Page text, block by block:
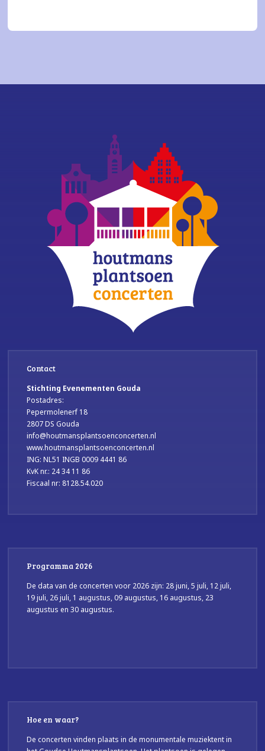
Contact
Stichting Evenementen Gouda
Postadres:
Pepermolenerf 18
2807 DS Gouda
info@houtmansplantsoenconcerten.nl
www.houtmansplantsoenconcerten.nl
ING: NL51 INGB 0009 4441 86
KvK nr.: 24 34 11 86
Fiscaal nr: 8128.54.020
Programma 2026
De data van de concerten voor 2026 zijn: 28 juni, 5 juli, 12 juli,
19 juli, 26 juli, 1 augustus, 09 augustus, 16 augustus, 23
augustus en 30 augustus.
Hoe en waar?
De concerten vinden plaats in de monumentale muziektent in